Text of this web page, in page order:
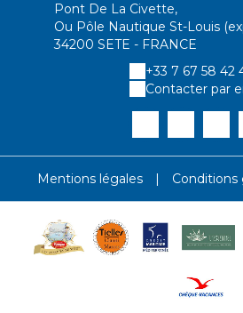
Pont De La Civette,
Ou Pôle Nautique St-Louis
34200 SETE - FRANCE
+33 7 67 58 42
Contacter par
Mentions légales | Conditions